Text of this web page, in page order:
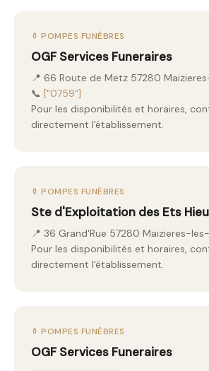
⚱️ POMPES FUNÈBRES
OGF Services Funeraires
📍 66 Route de Metz 57280
📞 ["0759"]
Pour les disponibilités et horaires,
directement l'établissement.
⚱️ POMPES FUNÈBRES
Ste d'Exploitation des Ets
📍 36 Grand'Rue 57280 Maizieres-
Pour les disponibilités et horaires,
directement l'établissement.
⚱️ POMPES FUNÈBRES
OGF Services Funeraires